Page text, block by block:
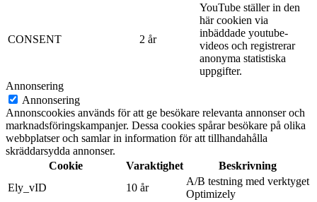
CONSENT 2 år
YouTube ställer in den
här cookien via
inbäddade youtube-
videos och registrerar
anonyma statistiska
uppgifter.
Annonsering
Annonsering
Annonscookies används för att ge besökare relevanta annonser och
marknadsföringskampanjer. Dessa cookies spårar besökare på olika
webbplatser och samlar in information för att tillhandahålla
skräddarsydda annonser.
Cookie
Varaktighet
Beskrivning
Ely_vID
10 år
A/B testning med verktyget
Optimizely